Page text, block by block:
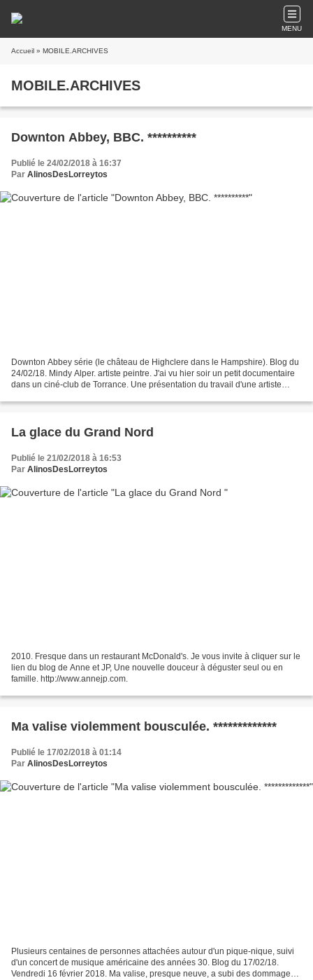
MENU
Accueil » MOBILE.ARCHIVES
MOBILE.ARCHIVES
Downton Abbey, BBC. **********
Publié le 24/02/2018 à 16:37
Par AlinosDesLorreytos
Downton Abbey série (le château de Highclere dans le Hampshire). Blog du
24/02/18. Mindy Alper. artiste peintre. J'ai vu hier soir un petit documentaire
dans un ciné-club de Torrance. Une présentation du travail d'une artiste
La glace du Grand Nord
Publié le 21/02/2018 à 16:53
Par AlinosDesLorreytos
2010. Fresque dans un restaurant McDonald's. Je vous invite à cliquer sur le
lien du blog de Anne et JP, Une nouvelle douceur à déguster seul ou en
famille. http://www.annejp.com.
Ma valise violemment bousculée. *************
Publié le 17/02/2018 à 01:14
Par AlinosDesLorreytos
Plusieurs centaines de personnes attachées autour d'un pique-nique, suivi
d'un concert de musique américaine des années 30. Blog du 17/02/18.
Vendredi 16 février 2018. Ma valise, presque neuve, a subi des dommages